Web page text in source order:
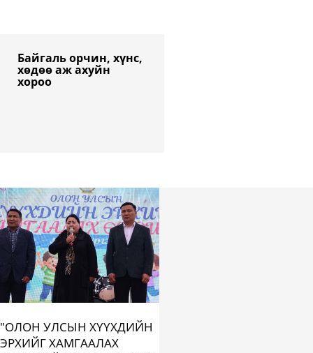
Байгаль орчин, хүнс,
хөдөө аж ахуйн
хороо
"ОЛОН УЛСЫН ХҮҮХДИЙН
ЭРХИЙГ ХАМГААЛАХ